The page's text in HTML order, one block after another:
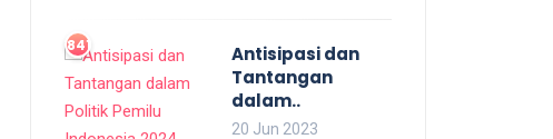
841
Antisipasi dan
Tantangan
dalam..
20 Jun 2023